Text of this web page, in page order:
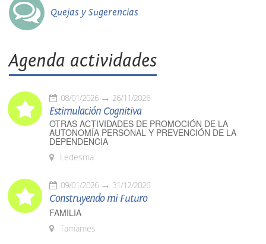
Quejas y Sugerencias
Agenda actividades
08/01/2026 26/11/2026
Estimulación Cognitiva
OTRAS ACTIVIDADES DE PROMOCIÓN DE LA
AUTONOMÍA PERSONAL Y PREVENCIÓN DE LA
DEPENDENCIA
Ledesma
09/01/2026 31/12/2026
Construyendo mi Futuro
FAMILIA
Tamames